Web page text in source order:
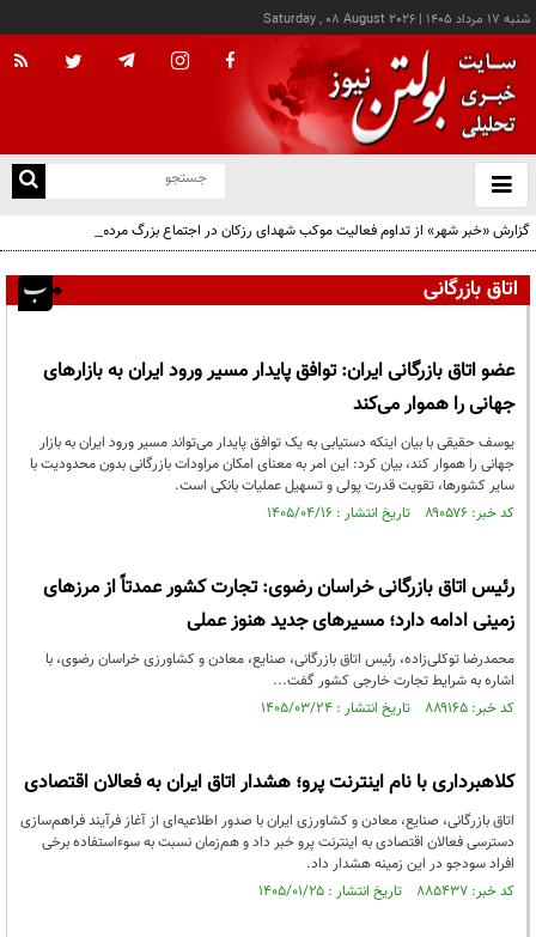
شنبه ۱۷ مرداد ۱۴۰۵ |
Saturday , 08 August 2026
باز
و
گزارش «خبر شهر» از تداوم فعالیت موکب شهدای رزکان در اجتماع بزرگ مردم ولایت‌مدار
شهرستان شهریار
اتاق بازرگانی
عضو اتاق بازرگانی ایران: توافق پایدار مسیر ورود ایران به بازارهای
جهانی را هموار می‌کند
یوسف حقیقی با بیان اینکه دستیابی به یک توافق پایدار می‌تواند مسیر ورود ایران به بازار
جهانی را هموار کند، بیان کرد: این امر به معنای امکان مراودات بازرگانی بدون محدودیت با
سایر کشورها، تقویت قدرت پولی و تسهیل عملیات بانکی است.
کد خبر: ۸۹۰۵۷۶ تاریخ انتشار : ۱۴۰۵/۰۴/۱۶
رئیس اتاق بازرگانی خراسان رضوی: تجارت کشور عمدتاً از مرزهای
زمینی ادامه دارد؛ مسیرهای جدید هنوز عملی
محمدرضا توکلی‌زاده، رئیس اتاق بازرگانی، صنایع، معادن و کشاورزی خراسان رضوی، با
اشاره به شرایط تجارت خارجی کشور گفت...
کد خبر: ۸۸۹۱۶۵ تاریخ انتشار : ۱۴۰۵/۰۳/۲۴
کلاهبرداری با نام اینترنت پرو؛ هشدار اتاق ایران به فعالان اقتصادی
اتاق بازرگانی، صنایع، معادن و کشاورزی ایران با صدور اطلاعیه‌ای از آغاز فرآیند فراهم‌سازی
دسترسی فعالان اقتصادی به اینترنت پرو خبر داد و هم‌زمان نسبت به سوءاستفاده برخی
افراد سودجو در این زمینه هشدار داد.
کد خبر: ۸۸۵۴۳۷ تاریخ انتشار : ۱۴۰۵/۰۱/۲۵